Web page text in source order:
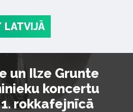
un Ilze Grunte
koncertu
rokkafejnīcā